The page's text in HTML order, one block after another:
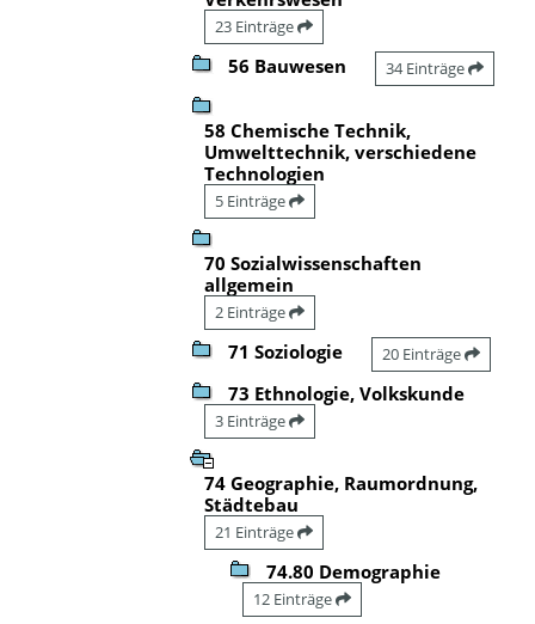
23 Einträge
56 Bauwesen 34 Einträge
58 Chemische Technik,
Umwelttechnik, verschiedene
Technologien
5 Einträge
70 Sozialwissenschaften
allgemein
2 Einträge
71 Soziologie 20 Einträge
73 Ethnologie, Volkskunde
3 Einträge
74 Geographie, Raumordnung,
Städtebau
21 Einträge
74.80 Demographie
12 Einträge